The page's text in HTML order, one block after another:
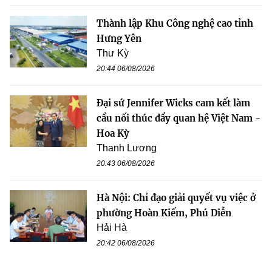
Thành lập Khu Công nghệ cao tỉnh
Hưng Yên
Thư Kỳ
20:44 06/08/2026
Đại sứ Jennifer Wicks cam kết làm
cầu nối thúc đẩy quan hệ Việt Nam -
Hoa Kỳ
Thanh Lương
20:43 06/08/2026
Hà Nội: Chỉ đạo giải quyết vụ việc ở
phường Hoàn Kiếm, Phú Diễn
Hải Hà
20:42 06/08/2026